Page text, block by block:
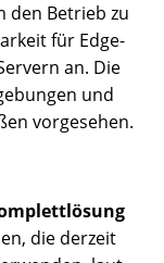
den Betrieb zu
für Edge-
an. Die
und
vorgesehen.
die derzeit